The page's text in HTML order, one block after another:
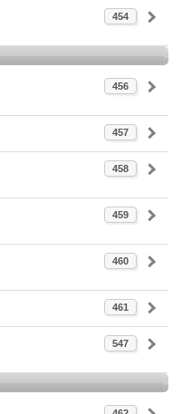
454
456
457
458
459
460
461
547